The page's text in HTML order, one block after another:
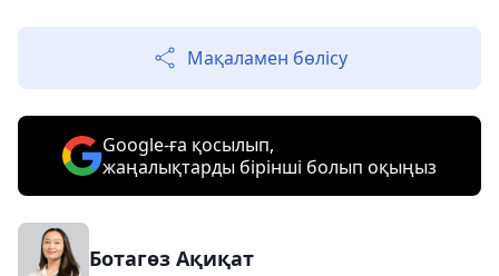
Мақаламен бөлісу
Google-ға қосылып,
жаңалықтарды бірінші болып оқыңыз
Ботагөз Ақиқат